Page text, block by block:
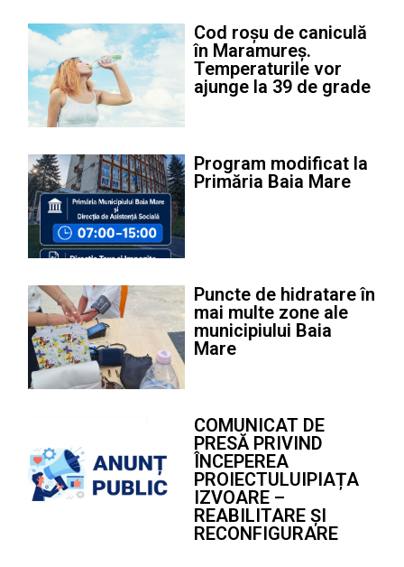
Cod roșu de caniculă
în Maramureș.
Temperaturile vor
ajunge la 39 de grade
Program modificat la
Primăria Baia Mare
Puncte de hidratare în
mai multe zone ale
municipiului Baia
Mare
COMUNICAT DE
PRESĂ PRIVIND
ÎNCEPEREA
PROIECTULUIPIAȚA
IZVOARE –
REABILITARE ȘI
RECONFIGURARE